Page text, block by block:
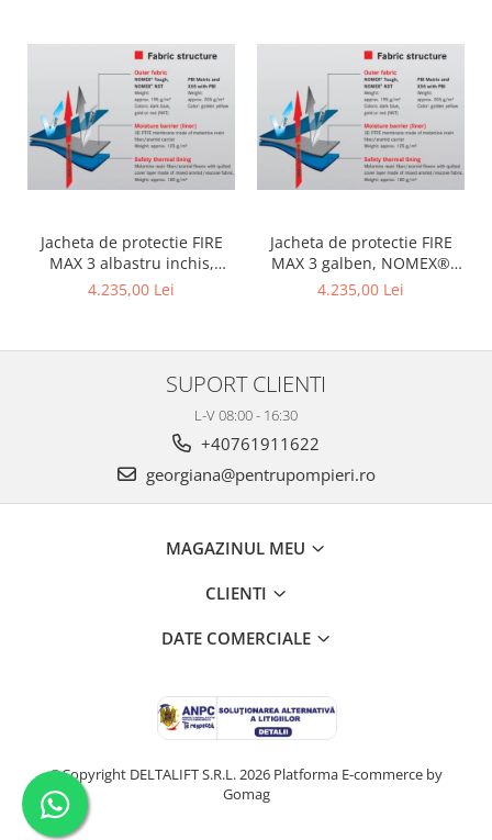
Jacheta de protectie FIRE
MAX 3 albastru inchis,
NOMEX® TOUGHT
4.235,00 Lei
Jacheta de protectie FIRE
MAX 3 galben, NOMEX®
Tought
4.235,00 Lei
SUPORT CLIENTI
L-V 08:00 - 16:30
+40761911622
georgiana@pentrupompieri.ro
MAGAZINUL MEU
CLIENTI
DATE COMERCIALE
©Copyright DELTALIFT S.R.L. 2026 Platforma E-commerce by
Gomag